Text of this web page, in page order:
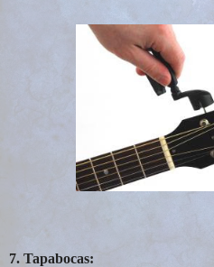
7. Tapabocas: